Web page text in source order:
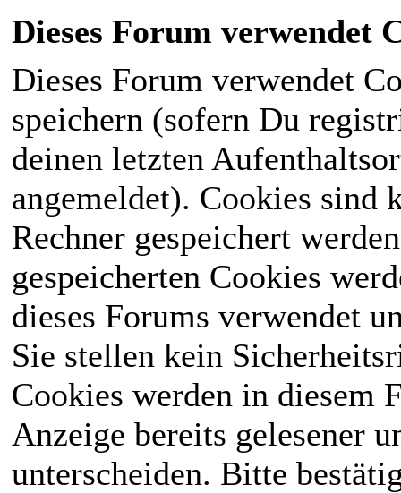
Dieses Forum verwendet
Dieses Forum verwendet
speichern (sofern Du
deinen letzten
angemeldet). Cookies sind
Rechner gespeichert
gespeicherten Cookies
dieses Forums verwendet
Sie stellen kein
Cookies werden in diesem
Anzeige bereits gelesener
unterscheiden. Bitte